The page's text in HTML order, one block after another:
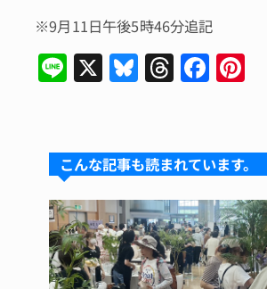
※9月11日午後5時46分追記
Li
n
X Bl
u
s
k
y
T
hr
a
d
s
F
a
e
b
o
o
k
re
st
こんな記事も読まれています。